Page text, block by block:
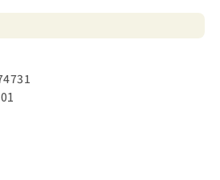
章13-17節，路加福音二十章19-26
有愧走絕路。（馬太福音二十六章14-
莫及自慚形穢。（創世記三十七章1-
）